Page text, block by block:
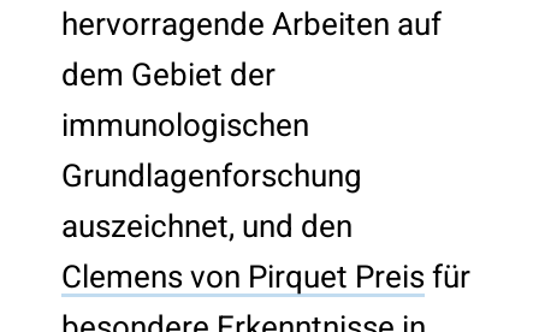
hervorragende Arbeiten auf
dem Gebiet der
immunologischen
Grundlagenforschung
auszeichnet, und den
Clemens von Pirquet Preisfür